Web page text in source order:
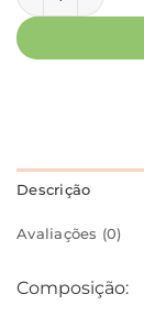
Descrição
Avaliações (0)
Composição: